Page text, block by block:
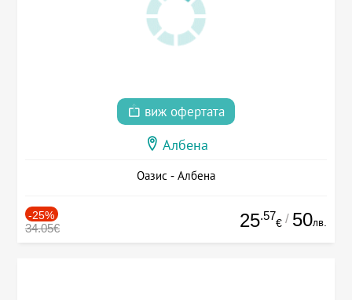
виж офертата
Албена
Оазис - Албена
-25%
34.05€ 25.57
€ / 50лв.